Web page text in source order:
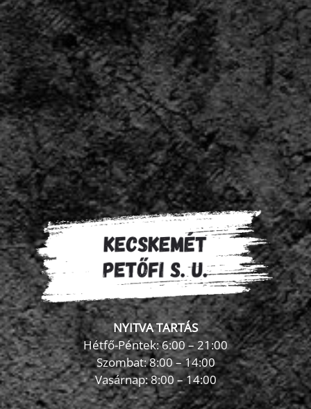
NYITVA TARTÁS
Hétfő-Péntek: 6:00 – 21:00
Szombat: 8:00 – 14:00
Vasárnap: 8:00 – 14:00